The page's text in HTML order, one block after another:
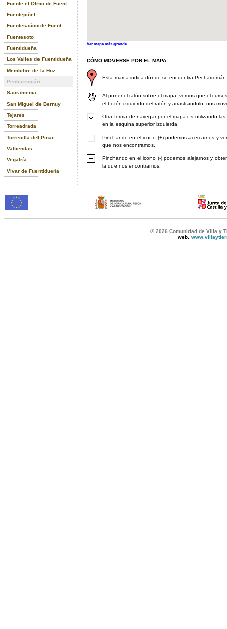
Fuente el Olmo de Fuent.
Fuentepiñel
Fuentesaúco de Fuent.
Fuentesoto
Fuentidueña
Los Valles de Fuentidueña
Membibre de la Hoz
Pecharromán
Sacramenia
San Miguel de Bernuy
Tejares
Torreadrada
Torrecilla del Pinar
Valtiendas
Vegafría
Vivar de Fuentidueña
Ver mapa más grande
CÓMO MOVERSE POR EL MAPA
Esta marca indica dónde se encuentra
Al poner el ratón sobre el mapa, vemos que el
el botón izquierdo del ratón y arrastrandolo, nos
Otra forma de navegar por el mapa es utilizando
en la esquina superior izquierda.
Pinchando en el icono (+) podemos acercarnos y
que nos encontramos.
Pinchando en el icono (-) podemos alejarnos y
la que nos encontramos.
© 2026 Comunidad de Villa y
web.